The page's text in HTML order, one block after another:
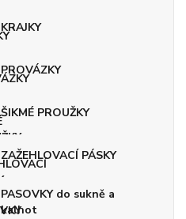
KRAJKY
PROVÁZKY
ŠIKMÉ PROUŽKY
ZAŽEHLOVACÍ PÁSKY
PASOVKY do sukně a
kalhot